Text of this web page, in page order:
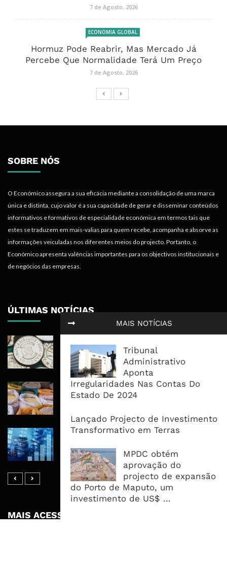
MAIS NOTÍCIAS
Tribunal
Administrativo
Aponta
Irregularidades Nas Contas Do
Estado De 2024
Lançado Projecto de Investimento
Transformativo em Terras
MPDC obtém
aprovação do
projecto de expansão
do Porto de Maputo, um
investimento de US$ ...
7 de Agosto, 2026
ECONOMIA GLOBAL
Hormuz Pode Reabrir, Mas Mercado Já
Percebe Que Normalidade Terá Um Preço
7 de Agosto, 2026
SOBRE NÓS
O Económico assegura a sua eficácia mediante a consolidação de uma marca
única e distinta, cujo valor é a sua capacidade de gerar e disseminar conteúdos
informativos e formativos de especialidade económica em termos tais que
estes se traduzem em mais-valias para quem recebe, acompanha e absorve as
informações veiculadas nos diferentes meios do projecto. Portanto, o
Económico apresenta valências importantes para os objectivos institucionais e
de negócios das empresas.
ÚLTIMAS NOTÍCIAS
Recuperar em 2026, Mas Crédito,
Dívida e Divisas Limitam Aceleração
Commodities Agrícolas Entram Numa
Nova Fase de Risco Após Meses de
Dívida Pública Sobe Para 75,2% do
Endividamento Interno
MAIS ACESSADOS